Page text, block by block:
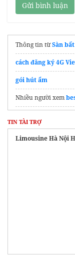
Gửi bình luận
Thông tin từSàn
cách đăng ký 4G
gói hút ẩm
Nhiều người xem
TIN TÀI TRỢ
Limousine Hà Nội